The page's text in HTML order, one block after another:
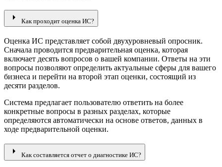
arrow_right Как проходит оценка ИС?
Оценка ИС представляет собой двухуровневый опросник.
Сначала проводится предварительная оценка, которая
включает десять вопросов о вашей компании. Ответы на эти
вопросы позволяют определить актуальные сферы для вашего
бизнеса и перейти на второй этап оценки, состоящий из
десяти разделов.
Система предлагает пользователю ответить на более
конкретные вопросы в разных разделах, которые
определяются автоматически на основе ответов, данных в
ходе предварительной оценки.
arrow_right Как составляется отчет о диагностике ИС?